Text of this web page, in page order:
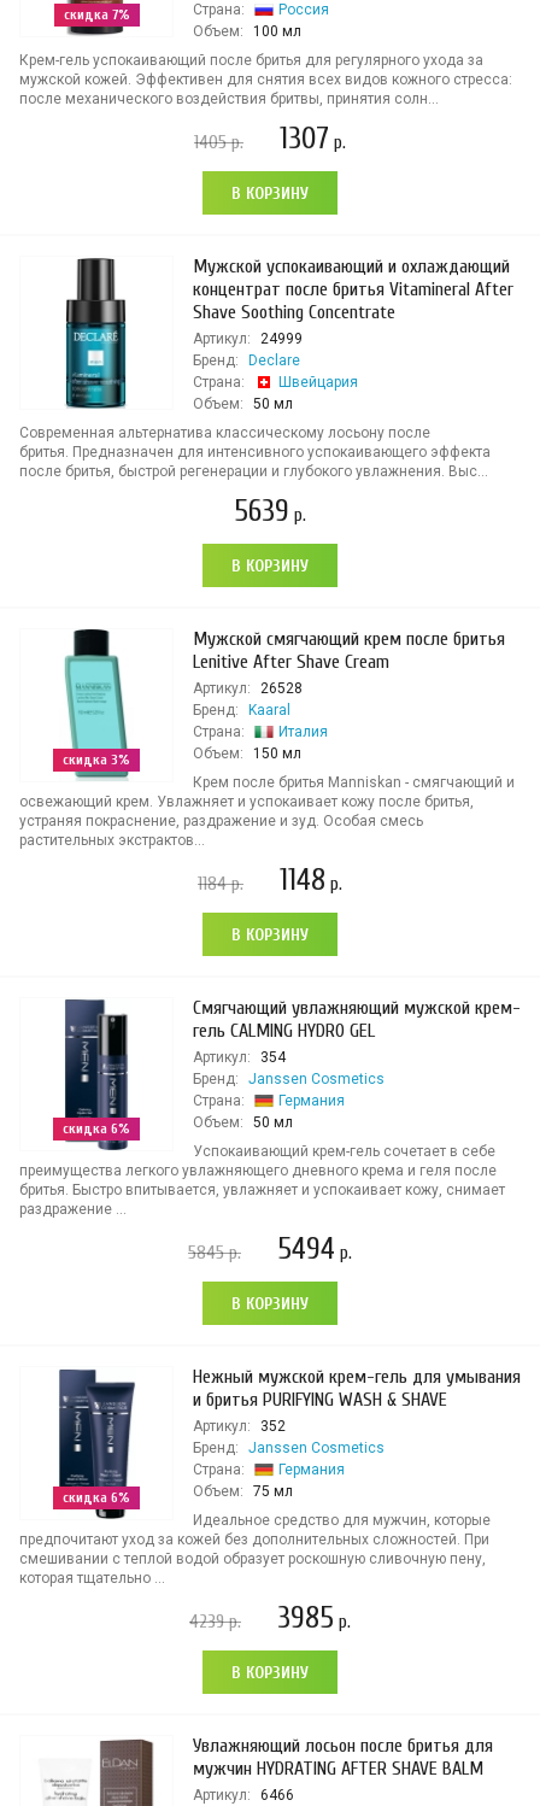
скидка 7%
Страна:
Россия
Объем:
100 мл
Крем-гель успокаивающий после бритья для регулярного ухода за
мужской кожей. Эффективен для снятия всех видов кожного стресса:
после механического воздействия бритвы, принятия солн...
1405р. 1307 р.
В КОРЗИНУ
Мужской успокаивающий и охлаждающий
концентрат после бритья Vitamineral After
Shave Soothing Concentrate
Артикул:
24999
Бренд:
Declare
Страна:
Швейцария
Объем:
50 мл
Современная альтернатива классическому лосьону после
бритья. Предназначен для интенсивного успокаивающего эффекта
после бритья, быстрой регенерации и глубокого увлажнения. Выс...
5639 р.
В КОРЗИНУ
скидка 3%
Мужской смягчающий крем после бритья
Lenitive After Shave Creаm
Артикул:
26528
Бренд:
Kaaral
Страна:
Италия
Объем:
150 мл
Крем после бритья Manniskan - смягчающий и
освежающий крем. Увлажняет и успокаивает кожу после бритья,
устраняя покраснение, раздражение и зуд. Особая смесь
растительных экстрактов...
1184р. 1148 р.
В КОРЗИНУ
скидка 6%
Смягчающий увлажняющий мужской крем-
гель CALMING HYDRO GEL
Артикул:
354
Бренд:
Janssen Cosmetics
Страна:
Германия
Объем:
50 мл
Успокаивающий крем-гель сочетает в себе
преимущества легкого увлажняющего дневного крема и геля после
бритья. Быстро впитывается, увлажняет и успокаивает кожу, снимает
раздражение ...
5845р. 5494 р.
В КОРЗИНУ
скидка 6%
Нежный мужской крем-гель для умывания
и бритья PURIFYING WASH & SHAVE
Артикул:
352
Бренд:
Janssen Cosmetics
Страна:
Германия
Объем:
75 мл
Идеальное средство для мужчин, которые
предпочитают уход за кожей без дополнительных сложностей. При
смешивании с теплой водой образует роскошную сливочную пену,
которая тщательно ...
4239р. 3985 р.
В КОРЗИНУ
Увлажняющий лосьон после бритья для
мужчин HYDRATING AFTER SHAVE BALM
Артикул:
6466